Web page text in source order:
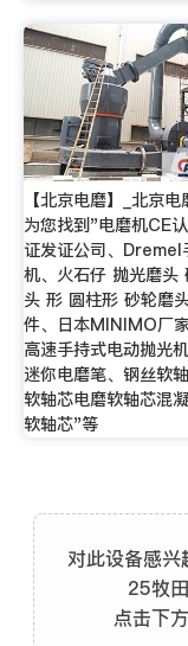
【北京电磨】_北京
为您找到"电磨机CE
证发证公司、Dremel
机、火石仔 抛光磨头
头 形 圆柱形 砂轮磨
件、日本MINIMO厂
高速手持式电动抛光
迷你电磨笔、钢丝软
软轴芯电磨软轴芯混
软轴芯"等
对此设备感
25牧
点击下